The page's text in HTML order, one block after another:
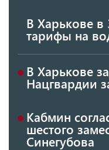
В Харькове в
тарифы на
В Харькове
Нацгвардии
Кабмин
шестого
Синегубова